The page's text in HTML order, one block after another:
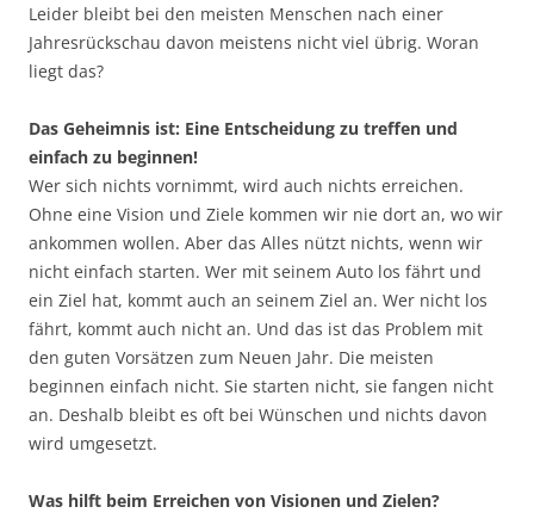
Leider bleibt bei den meisten Menschen nach einer
Jahresrückschau davon meistens nicht viel übrig. Woran
liegt das?
Das Geheimnis ist: Eine Entscheidung zu treffen und
einfach zu beginnen!
Wer sich nichts vornimmt, wird auch nichts erreichen.
Ohne eine Vision und Ziele kommen wir nie dort an, wo wir
ankommen wollen. Aber das Alles nützt nichts, wenn wir
nicht einfach starten. Wer mit seinem Auto los fährt und
ein Ziel hat, kommt auch an seinem Ziel an. Wer nicht los
fährt, kommt auch nicht an. Und das ist das Problem mit
den guten Vorsätzen zum Neuen Jahr. Die meisten
beginnen einfach nicht. Sie starten nicht, sie fangen nicht
an. Deshalb bleibt es oft bei Wünschen und nichts davon
wird umgesetzt.
Was hilft beim Erreichen von Visionen und Zielen?